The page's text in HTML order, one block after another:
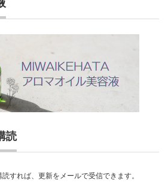
読
すれば、更新をメールで受信できます。